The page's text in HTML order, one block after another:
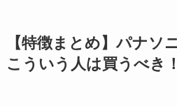
【特徴まとめ】パナソ
こういう人は買うべき！